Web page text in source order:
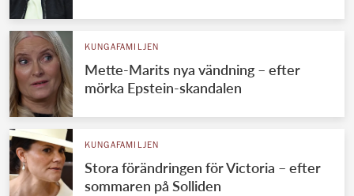
KUNGAFAMILJEN
Mette-Marits nya vändning – efter
mörka Epstein-skandalen
KUNGAFAMILJEN
Stora förändringen för Victoria – efter
sommaren på Solliden